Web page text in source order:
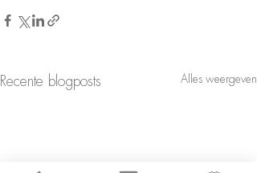
Recente blogposts Alles weergeven